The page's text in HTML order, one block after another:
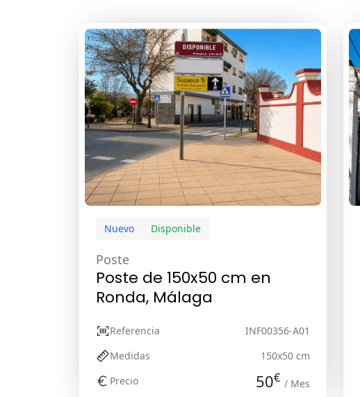
Nuevo Disponible
Poste
Poste de 150x50 cm en
Ronda, Málaga
Referencia
INF00356-A01
Medidas
150x50 cm
Precio
50€ / Mes